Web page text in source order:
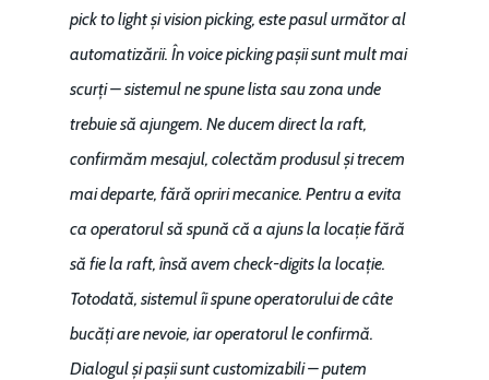
pick to light și vision picking, este pasul următor al
automatizării. În voice picking pașii sunt mult mai
scurți – sistemul ne spune lista sau zona unde
trebuie să ajungem. Ne ducem direct la raft,
confirmăm mesajul, colectăm produsul și trecem
mai departe, fără opriri mecanice. Pentru a evita
ca operatorul să spună că a ajuns la locație fără
să fie la raft, însă avem check-digits la locație.
Totodată, sistemul îi spune operatorului de câte
bucăți are nevoie, iar operatorul le confirmă.
Dialogul și pașii sunt customizabili – putem